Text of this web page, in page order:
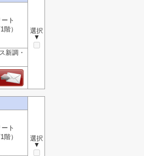
選択
▼
ト
）
新調・
選択
▼
ト
）